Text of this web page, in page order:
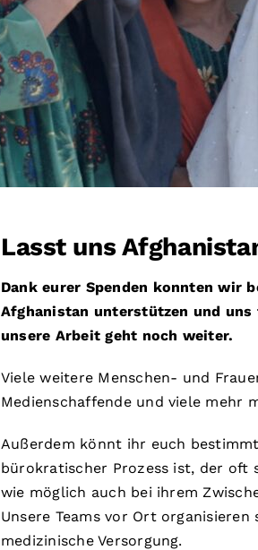
Lasst uns
Dank eurer Spenden konnten wir
Afghanistan unterstützen und
unsere Arbeit geht noch weiter.
Viele weitere Menschen- und
Medienschaffende und viele mehr
Außerdem könnt ihr euch
bürokratischer Prozess ist, der oft
wie möglich auch bei ihrem
Unsere Teams vor Ort
medizinische Versorgung.